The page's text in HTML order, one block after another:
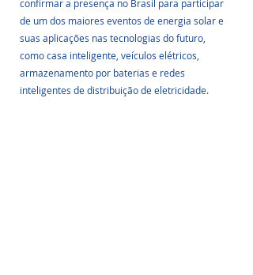
confirmar a presença no Brasil para participar
de um dos maiores eventos de energia solar e
suas aplicações nas tecnologias do futuro,
como casa inteligente, veículos elétricos,
armazenamento por baterias e redes
inteligentes de distribuição de eletricidade.